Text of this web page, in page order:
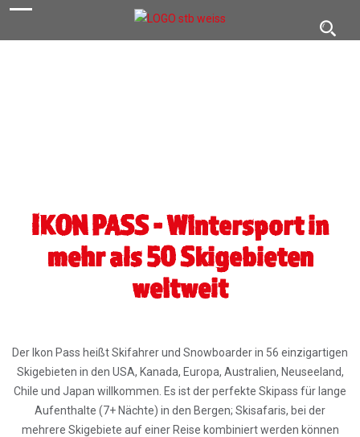
IKON PASS - Wintersport in
mehr als 50 Skigebieten
weltweit
Der Ikon Pass heißt Skifahrer und Snowboarder in 56 einzigartigen
Skigebieten in den USA, Kanada, Europa, Australien, Neuseeland,
Chile und Japan willkommen. Es ist der perfekte Skipass für lange
Aufenthalte (7+ Nächte) in den Bergen; Skisafaris, bei der
mehrere Skigebiete auf einer Reise kombiniert werden können